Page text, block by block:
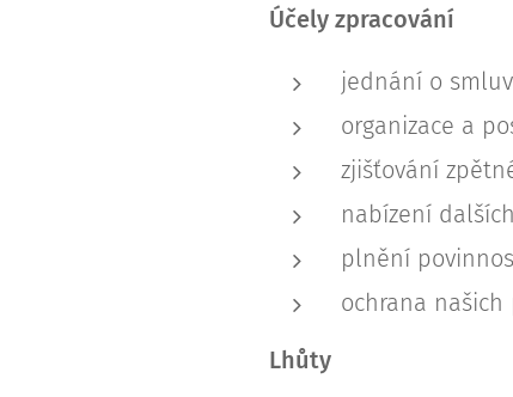
Účely zpracování
jednání o
organizace a
zjišťování
nabízení
plnění
ochrana našich
Lhůty